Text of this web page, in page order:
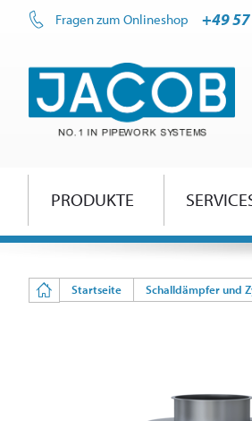
Fragen zum Onlineshop +49
PRODUKTE
Startseite Schalldämpfer und